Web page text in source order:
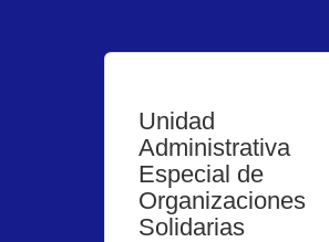
Unidad
Administrativa
Especial de
Organizaciones
Solidarias